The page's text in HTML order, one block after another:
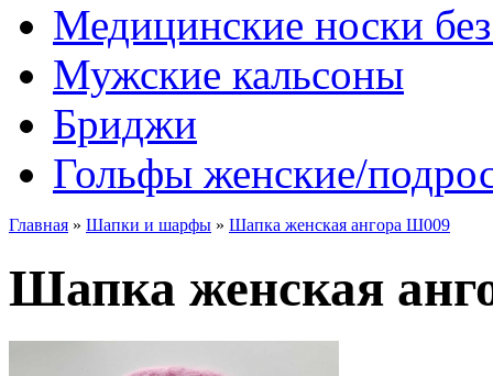
Медицинские носки
Мужские кальсоны
Бриджи
Гольфы женские/
Главная » Шапки и шарфы » Шапка женская ангора Ш009
Шапка женская